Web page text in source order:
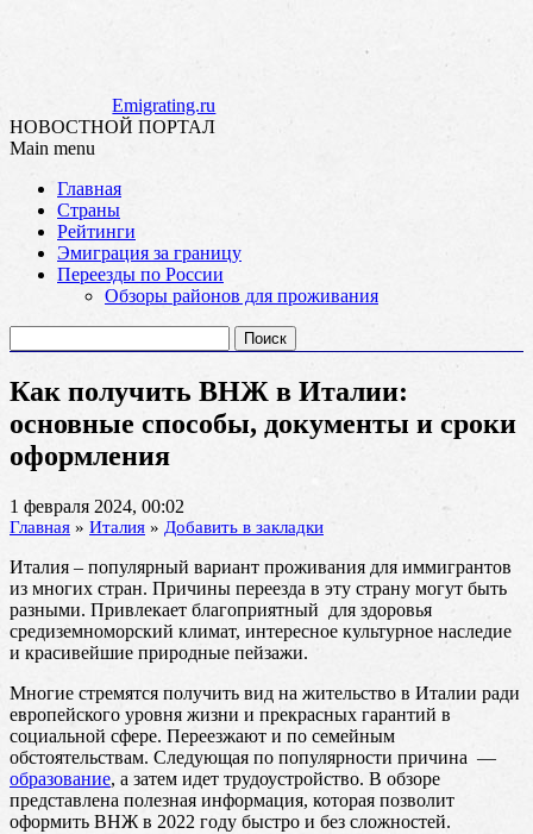
Emigrating.ru
НОВОСТНОЙ ПОРТАЛ
Main menu
content
Главная
Страны
Рейтинги
Эмиграция за границу
Переезды по России
Обзоры районов для проживания
Как получить ВНЖ в Италии:
основные способы, документы и сроки
оформления
1 февраля 2024, 00:02
Главная » Италия » Добавить в закладки
Италия – популярный вариант проживания для иммигрантов
из многих стран. Причины переезда в эту страну могут быть
разными. Привлекает благоприятный для здоровья
средиземноморский климат, интересное культурное наследие
и красивейшие природные пейзажи.
Многие стремятся получить вид на жительство в Италии ради
европейского уровня жизни и прекрасных гарантий в
социальной сфере. Переезжают и по семейным
обстоятельствам. Следующая по популярности причина —
образование, а затем идет трудоустройство. В обзоре
представлена полезная информация, которая позволит
оформить ВНЖ в 2022 году быстро и без сложностей.